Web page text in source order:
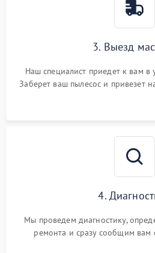
3. Выезд
Наш специалист приедет к вам в
Заберет ваш пылесос и привезет
4.
Мы проведем диагностику,
ремонта и сразу сообщим вам